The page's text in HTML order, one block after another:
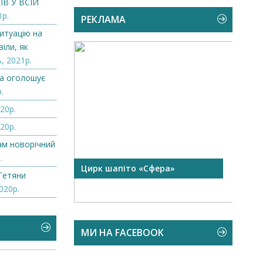
на
як
2021р.
оголошує
новорічний
РЕКЛАМА
шапіто «Сфера»
Запрошуємо на роботу
Чехію
МИ НА FACEBOOK